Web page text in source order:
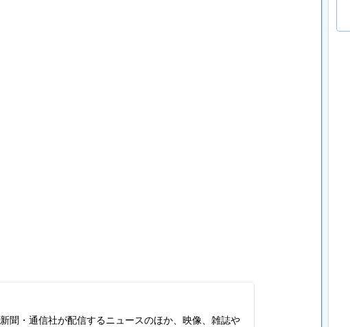
聞・通信社が配信するニュースのほか、映像、雑誌や